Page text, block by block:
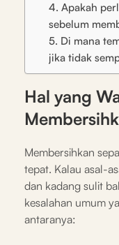
4. Apakah
sebelum
5. Di mana
jika tidak
Hal yang
Membersihkan
tepat. Kalau asal-
dan kadang sulit
kesalahan umum
antaranya: